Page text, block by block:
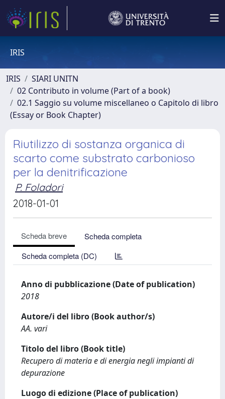
IRIS
IRIS
SIARI UNITN
02 Contributo in volume (Part of a book)
02.1 Saggio su volume miscellaneo o Capitolo di libro
(Essay or Book Chapter)
Riutilizzo di sostanza organica di
scarto come substrato carbonioso
per la denitrificazione
P. Foladori
2018-01-01
Scheda breve
Scheda completa
Scheda completa (DC)
Anno di pubblicazione (Date of publication)
2018
Autore/i del libro (Book author/s)
AA. vari
Titolo del libro (Book title)
Recupero di materia e di energia negli impianti di
depurazione
Luogo di edizione (Place of publication)